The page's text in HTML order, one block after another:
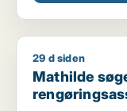
Mathilde søger
29 d siden
Mathilde